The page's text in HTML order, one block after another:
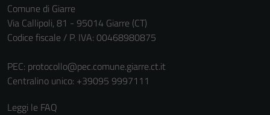
Comune di Giarre
Via Callipoli, 81 - 95014 Giarre (CT)
Codice fiscale / P. IVA: 00468980875
PEC: protocollo@pec.comune.giarre.ct.it
Centralino unico: +39095 9997111
Leggi le FAQ